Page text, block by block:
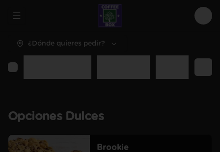
Abrir menu de navegación
¿Dónde quieres pedir?
Opciones Dulces
Brookie